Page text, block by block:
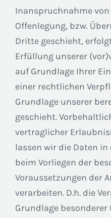
Inanspruchnahme
Offenlegung, bzw.
Dritte geschieht,
Erfüllung unserer
auf Grundlage Ihrer
einer rechtlichen
Grundlage unserer
geschieht.
vertraglicher
lassen wir die Daten
beim Vorliegen der
Voraussetzungen der
verarbeiten. D.h. die
Grundlage besonderer